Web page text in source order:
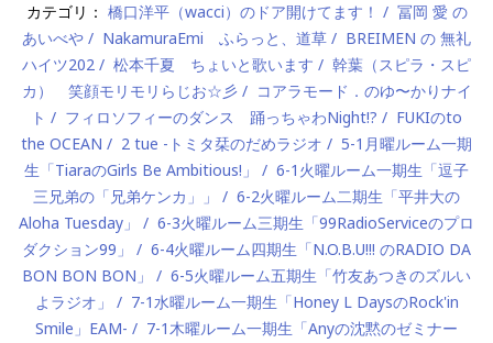
カテゴリ： 橋口洋平（wacci）のドア開けてます！
冨岡 愛 の
あいべや
NakamuraEmi ふらっと、道草
BREIMEN の 無礼
ハイツ202
松本千夏 ちょいと歌います
幹葉（スピラ・スピ
カ） 笑顔モリモリらじお☆彡
コアラモード．のゆ〜かりナイ
ト
フィロソフィーのダンス 踊っちゃわNight!?
FUKIのto
the OCEAN
2 tue -トミタ栞のだめラジオ
5-1月曜ルーム一期
生「TiaraのGirls Be Ambitious!」
6-1火曜ルーム一期生「逗子
三兄弟の「兄弟ケンカ」」
6-2火曜ルーム二期生「平井大の
Aloha Tuesday」
6-3火曜ルーム三期生「99RadioServiceのプロ
ダクション99」
6-4火曜ルーム四期生「N.O.B.U!!! のRADIO DA
BON BON BON」
6-5火曜ルーム五期生「竹友あつきのズルい
よラジオ」
7-1水曜ルーム一期生「Honey L DaysのRock'in
Smile」EAM-
7-1木曜ルーム一期生「Anyの沈黙のゼミナー